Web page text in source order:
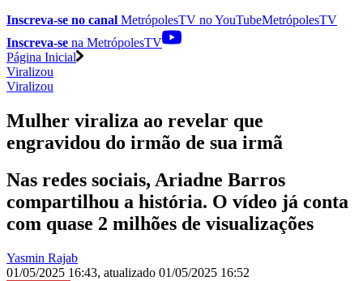
Inscreva-se no canal MetrópolesTV noYouTubeMetrópolesTV
Inscreva-se na MetrópolesTV
Página Inicial
Viralizou
Viralizou
Mulher viraliza ao revelar que
engravidou do irmão de sua irmã
Nas redes sociais, Ariadne Barros
compartilhou a história. O vídeo já conta
com quase 2 milhões de visualizações
Yasmin Rajab
01/05/2025 16:43, atualizado 01/05/2025 16:52